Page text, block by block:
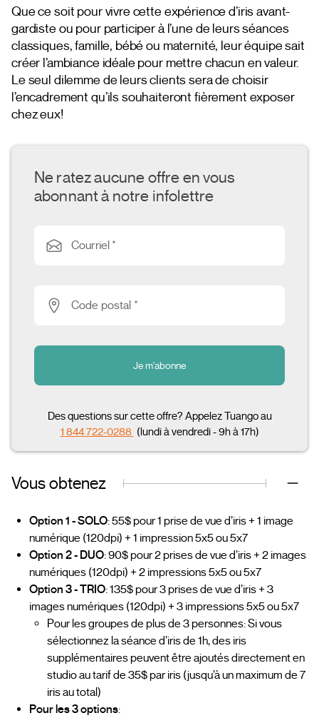
Que ce soit pour vivre cette expérience d’iris avant-
gardiste ou pour participer à l’une de leurs séances
classiques, famille, bébé ou maternité, leur équipe sait
créer l’ambiance idéale pour mettre chacun en valeur.
Le seul dilemme de leurs clients sera de choisir
l’encadrement qu’ils souhaiteront fièrement exposer
chez eux!
Ne ratez aucune offre en vous
abonnant à notre infolettre
Courriel *
Code postal *
Je m'abonne
Des questions sur cette offre? Appelez Tuango au
1 844 722-0288 (lundi à vendredi - 9h à 17h)
Vous obtenez
Option 1 - SOLO: 55$ pour 1 prise de vue d’iris + 1 image
numérique (120dpi) + 1 impression 5x5 ou 5x7
Option 2 - DUO: 90$ pour 2 prises de vue d’iris + 2 images
numériques (120dpi) + 2 impressions 5x5 ou 5x7
Option 3 - TRIO: 135$ pour 3 prises de vue d’iris + 3
images numériques (120dpi) + 3 impressions 5x5 ou 5x7
Pour les groupes de plus de 3 personnes: Si vous
sélectionnez la séance d’iris de 1h, des iris
supplémentaires peuvent être ajoutés directement en
studio au tarif de 35$ par iris (jusqu’à un maximum de 7
iris au total)
Pour les 3 options: